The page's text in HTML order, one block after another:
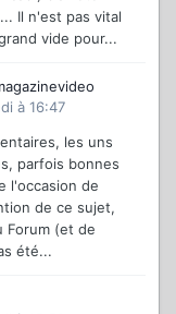
Il n'est pas vital
vide pour...
à 16:47
les uns
parfois bonnes
l'occasion de
de ce sujet,
Forum (et de
été...